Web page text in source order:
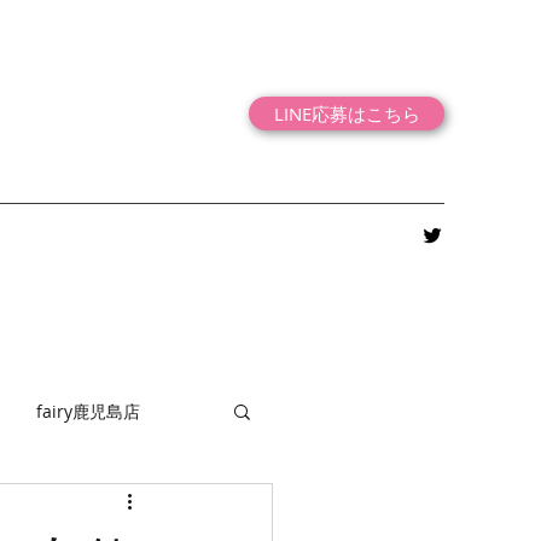
LINE応募はこちら
fairy鹿児島店